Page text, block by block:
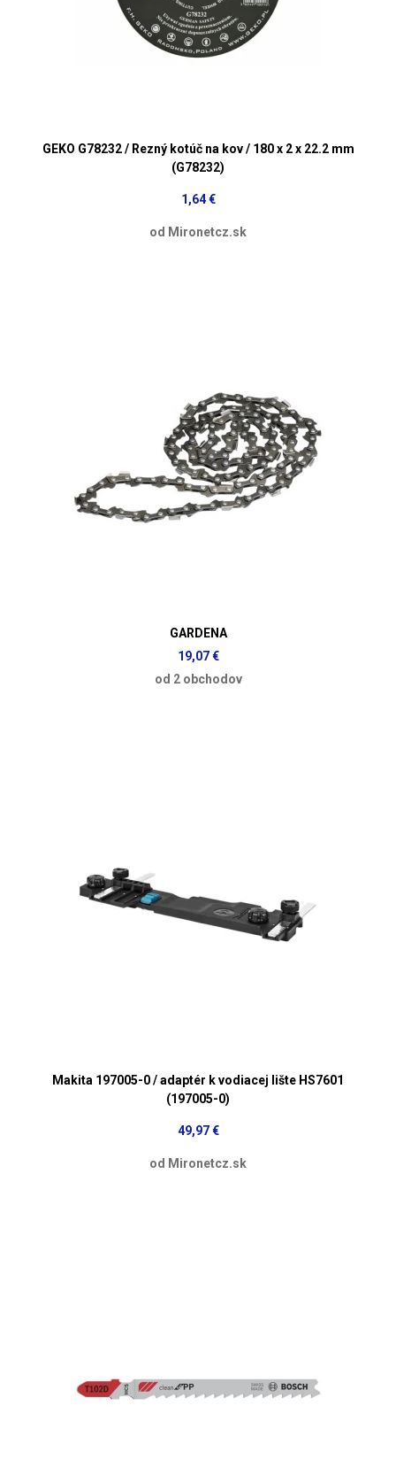
GEKO G78232 / Rezný kotúč na kov / 180 x 2 x 22.2 mm
(G78232)
1,64 €
od Mironetcz.sk
GARDENA
19,07 €
od 2 obchodov
Makita 197005-0 / adaptér k vodiacej lište HS7601
(197005-0)
49,97 €
od Mironetcz.sk